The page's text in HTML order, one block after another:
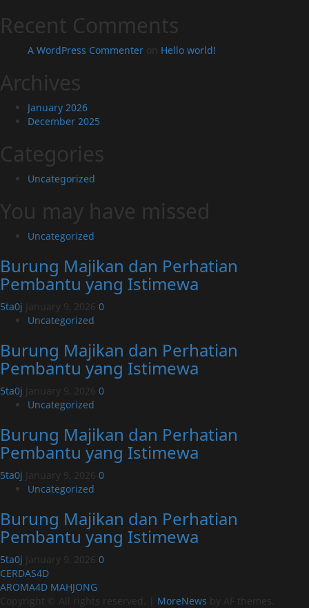
Recent Comments
A WordPress Commenter on Hello world!
Archives
January 2026
December 2025
Categories
Uncategorized
You may have missed
Uncategorized
Burung Majikan dan Perhatian
Pembantu yang Istimewa
5ta0j January 9, 2026 0
Uncategorized
Burung Majikan dan Perhatian
Pembantu yang Istimewa
5ta0j January 9, 2026 0
Uncategorized
Burung Majikan dan Perhatian
Pembantu yang Istimewa
5ta0j January 9, 2026 0
Uncategorized
Burung Majikan dan Perhatian
Pembantu yang Istimewa
5ta0j January 9, 2026 0
CERDAS4D
AROMA4D MAHJONG
Copyright © All rights reserved.
MoreNews by AF themes.